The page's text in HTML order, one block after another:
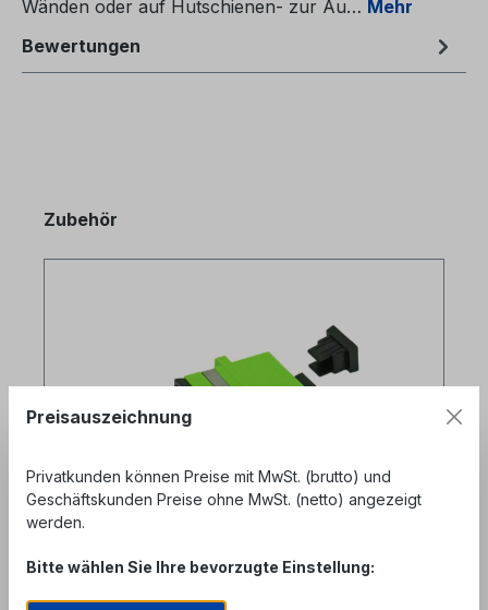
Wänden oder auf Hutschienen- zur Au… Mehr
Bewertungen
Produktgalerie überspringen
Zubehör
SC-SC duplex Kupplung multimode
OM5
Preisauszeichnung
Privatkunden können Preise mit MwSt. (brutto) und
Geschäftskunden Preise ohne MwSt. (netto) angezeigt
werden.
Bitte wählen Sie Ihre bevorzugte Einstellung: